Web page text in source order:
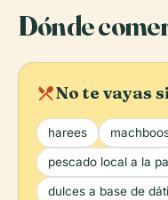
Dónde
local_diningNo te vayas
harees
pescado local a la
dulces a base de